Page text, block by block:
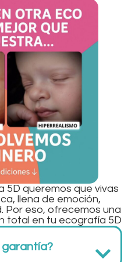
5D queremos que vivas
llena de emoción,
Por eso, ofrecemos una
total en tu ecografía 5D
garantía?